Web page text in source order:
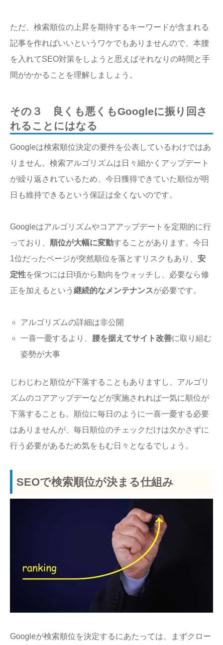
ただ、検索順位の上昇を期待するキーワードが含まれる
記事を作ればいいというワケでもありませんので、本腰
を入れてSEO対策をしようと思えばそれなりの時間と手
間がかかることを理解しましょう。
その３ 良くも悪くもGoogleに振り回さ
れることにはなる
Googleは検索順位決定の要件を公表しているわけではあ
りません。検索アルゴリズムは日々細かくアップデート
が繰り返されているため、今日獲得できていた順位が明
日も維持できるという保証は全くないのです。
Googleはアルゴリズムやコアアップデートを定期的に行
っており、 順位が大幅に変動することがあります。今日
1位だったページが突然順位を落とすリスクもあり、 安
定性を保つには日頃から動向をウォッチし、必要なら修
正を加えるという 継続的なメンテナンスが必要です。
アルゴリズムの詳細は非公開
一喜一憂するより、 腰を据えてサイト改善に取り組む
姿勢が大事
じわじわと順位が下落することもありますし、アルゴリ
ズムのコアアップデーなどが実施されれば一気に順位が
下落することも。順位に毎日のように一喜一憂する必要
はありませんが、毎日順位のチェックだけは欠かさずに
行う必要があるため気をもむ日々となるでしょう。
SEOで検索順位が決まる仕組み
Googleが検索順位を決定するにあたっては、まずクロー